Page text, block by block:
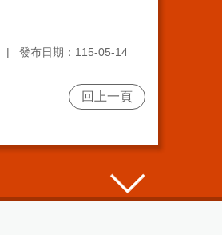
發布日期：115-05-14
回上一頁